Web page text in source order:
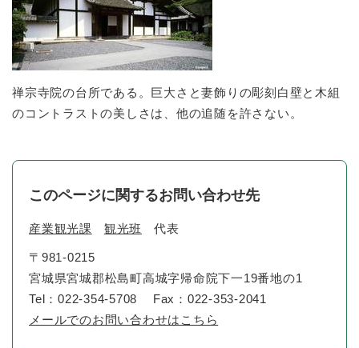
禅宗寺院の台所である。巨大さと妻飾りの彫刻白壁と木組
のコントラストの美しさは、他の追随を許さない。
このページに関するお問い合わせ先
産業観光課 観光班 代表
〒981-0215
宮城県宮城郡松島町高城字帰命院下一19番地の1
Tel：022-354-5708
Fax：022-353-2041
メールでのお問い合わせはこちら